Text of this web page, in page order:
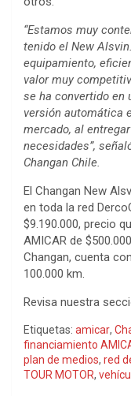
“Estamos muy
tenido el New
equipamiento,
valor muy
se ha convertido en
versión automática
mercado, al
necesidades”,
Changan Chile.
El Changan New
en toda la red
$9.190.000, precio
AMICAR de
Changan, cuenta
100.000 km.
Revisa nuestra
Etiquetas: amicar,
financiamiento
plan de medios, red
TOUR MOTOR,